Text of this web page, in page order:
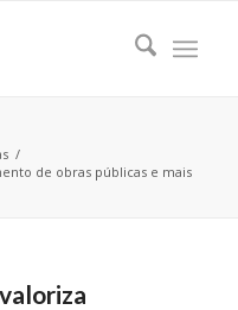
/
de obras públicas e mais